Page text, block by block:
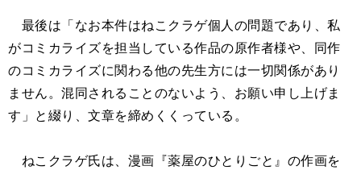
最後は「なお本件はねこクラゲ個人の問題であり、私
がコミカライズを担当している作品の原作者様や、同作
のコミカライズに関わる他の先生方には一切関係があり
ません。混同されることのないよう、お願い申し上げま
す」と綴り、文章を締めくくっている。
ねこクラゲ氏は、漫画『薬屋のひとりごと』の作画を